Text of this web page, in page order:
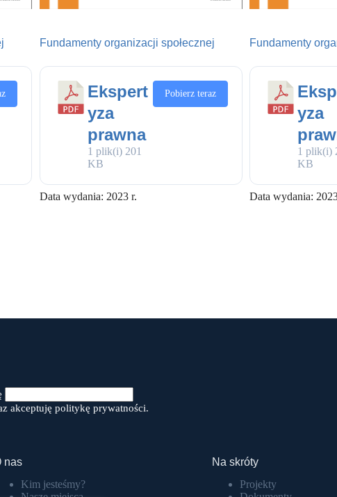
Fundamenty organizacji społecznej
Ekspert
yza
prawna
1 plik(i) 201
KB
Pobierz teraz
Data wydania: 2023 r.
Fundamenty
yza
1 plik(i)
KB
Data wydania:
akceptuję politykę prywatności.
nas
Kim jesteśmy?
Na skróty
Projekty